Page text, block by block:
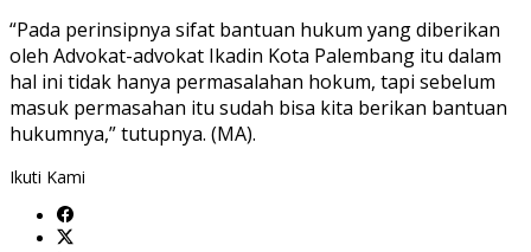
“Pada perinsipnya sifat bantuan hukum yang diberikan
oleh Advokat-advokat Ikadin Kota Palembang itu dalam
hal ini tidak hanya permasalahan hokum, tapi sebelum
masuk permasahan itu sudah bisa kita berikan bantuan
hukumnya,” tutupnya. (MA).
Ikuti Kami